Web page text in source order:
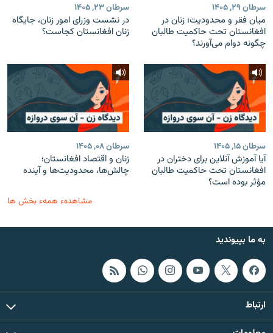
سرطان ۲۹, ۱۴۰۵
میان فقر و محدودیت؛ زنان در
افغانستان تحت حاکمیت طالبان
چگونه دوام می‌آورند؟
سرطان ۲۳, ۱۴۰۵
در نشست وزرای امور زنان، جایگاه
زنان افغانستان کجاست؟
سرطان ۱۵, ۱۴۰۵
آیا آموزش آنلاین برای دختران در
افغانستان تحت حاکمیت طالبان
مؤثر بوده است؟
سرطان ۰۸, ۱۴۰۵
زنان و اقتصاد افغانستان؛
چالش‌ها، محدودیت‌ها و آینده
مشاهدهء همهء بخش ها
به ما بپیوندید
ارتباط